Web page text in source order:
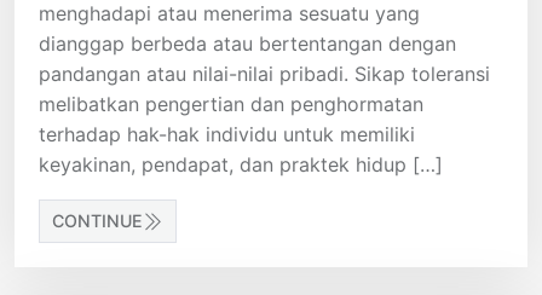
menghadapi atau menerima sesuatu yang
dianggap berbeda atau bertentangan dengan
pandangan atau nilai-nilai pribadi. Sikap toleransi
melibatkan pengertian dan penghormatan
terhadap hak-hak individu untuk memiliki
keyakinan, pendapat, dan praktek hidup […]
CONTINUE